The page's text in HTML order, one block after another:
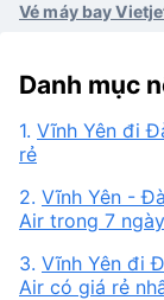
Vé máy bay
Danh mục
1. Vĩnh Yên đi
rẻ
2. Vĩnh Yên -
Air trong 7
3. Vĩnh Yên đi
Air có giá rẻ